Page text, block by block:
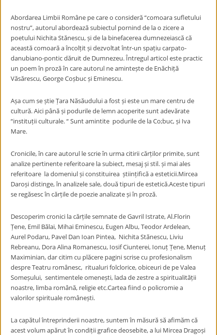
Abordarea Limbii Române pe care o consideră “comoara sufletului
nostru”, autorul abordează subiectul pornind de la o zicere a
poetului Nichita Stănescu, și de la binefacerea dumnezeiască că
această comoară a încolțit și dezvoltat într-un spațiu carpato-
danubiano-pontic dăruit de Dumnezeu. Întregul articol este practic
un poem în proză în care autorul ne amintește de Enăchiță
Văsărescu, George Coșbuc și Eminescu.
Așa cum se știe Țara Năsăudului a fost și este un mare centru de
cultură. Aici până și podurile de lemn acoperite sunt adevărate
“instituții culturale. “ Sunt amintite podurile de la Co;buc, și Iva
Mare.
Cronicile, în care autorul le scrie în urma citirii cărților primite, sunt
analize pertinente referitoare la subiect, mesaj și stil. și mai ales
referitoare la domeniul și constituirea științifică a esteticii.Mircea
Daroși distinge, în analizele sale, două tipuri de estetică.Aceste tipuri
se regăsesc în cărțile de poezie analizate și în proză.
Descoperim cronici la cărțile semnate de Gavril Istrate, Al.Florin
Țene, Emil Bălai, Mihai Eminescu, Eugen Albu, Teodor Ardelean,
Aurel Podaru, Pavel Dan Ioan Pintea, Nichita Stănescu, Liviu
Rebreanu, Dora Alina Romanescu, Iosif Ciunterei, Ionuț Țene, Menuț
Maximinian, dar citim cu plăcere pagini scrise cu profesionalism
despre Teatru românesc, ritualuri folclorice, obiceuri de pe Valea
Someșului, sentimentele omenești, lada de zestre a spiritualității
noastre, limba română, religie etc.Cartea fiind o policromie a
valorilor spirituale românești.
La capătul întreprinderii noastre, suntem în măsură să afimăm că
acest volum apărut în condiții grafice deosebite, a lui Mircea Dragoși